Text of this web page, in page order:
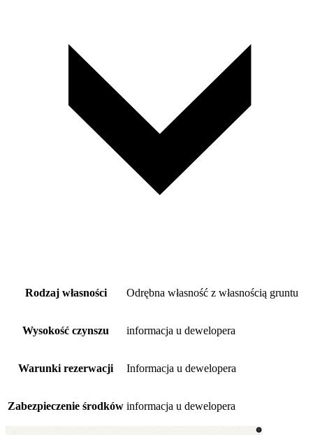
Rodzaj własności Odrębna własność z własnością gruntu
Wysokość czynszu informacja u dewelopera
Warunki rezerwacji Informacja u dewelopera
Zabezpieczenie środków informacja u dewelopera